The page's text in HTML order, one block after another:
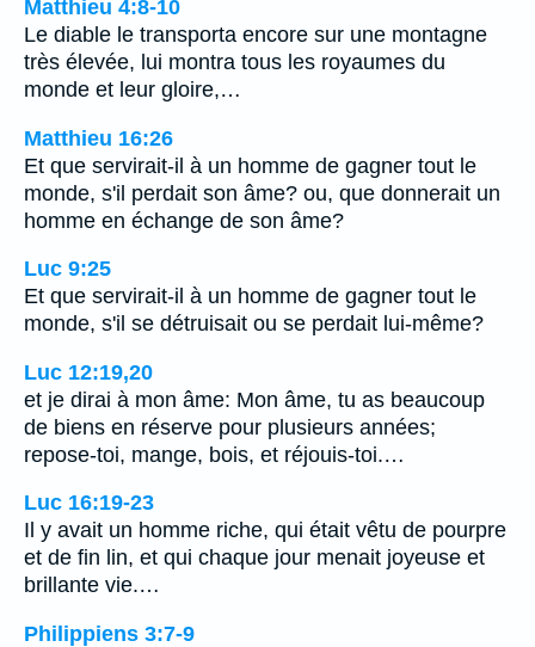
Matthieu 4:8-10
Le diable le transporta encore sur une montagne
très élevée, lui montra tous les royaumes du
monde et leur gloire,…
Matthieu 16:26
Et que servirait-il à un homme de gagner tout le
monde, s'il perdait son âme? ou, que donnerait un
homme en échange de son âme?
Luc 9:25
Et que servirait-il à un homme de gagner tout le
monde, s'il se détruisait ou se perdait lui-même?
Luc 12:19,20
et je dirai à mon âme: Mon âme, tu as beaucoup
de biens en réserve pour plusieurs années;
repose-toi, mange, bois, et réjouis-toi.…
Luc 16:19-23
Il y avait un homme riche, qui était vêtu de pourpre
et de fin lin, et qui chaque jour menait joyeuse et
brillante vie.…
Philippiens 3:7-9